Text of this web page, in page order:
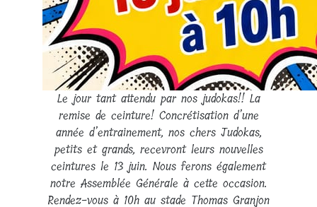
Le jour tant attendu par nos judokas!! La
remise de ceinture! Concrétisation d’une
année d’entrainement, nos chers Judokas,
petits et grands, recevront leurs nouvelles
ceintures le 13 juin. Nous ferons également
notre Assemblée Générale à cette occasion.
Rendez-vous à 10h au stade Thomas Granjon